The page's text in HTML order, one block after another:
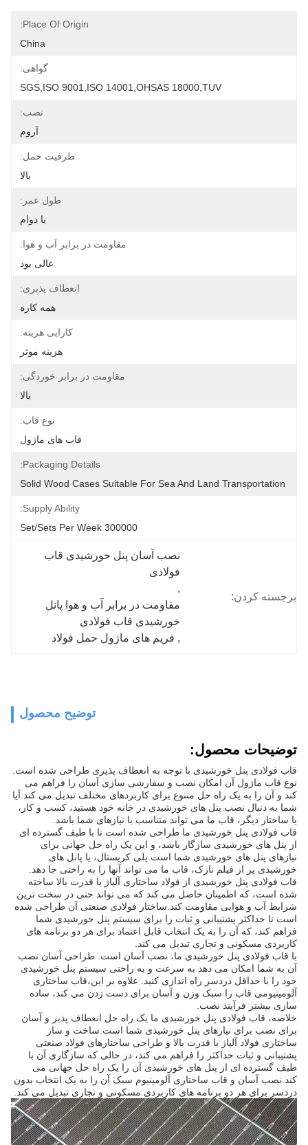
Place Of Origin:
China
گواهی:
SGS,ISO 9001,ISO 14001,OHSAS 18000,TUV
نصب:
آروم
ظرفیت حمل:
بالا
طول عمر:
با دوام
مقاومت در برابر آب و هوا:
عالی بود
انعطاف پذیری:
همه کاره
کارایی هزینه:
هزینه موثر
مقاومت در برابر خوردگی:
بالا
نوع قاب:
قاب های ماژول
Packaging Details:
Solid Wood Cases Suitable For Sea And Land Transportation
Supply Ability:
300000 Set/Sets Per Week
برجسته کردن:
فولادی
,
خورشیدی قاب فولادی
, فریم های ماژول حمل فولاد
توضیح محصول
توضیحات محصول:
قاب فولادی پنل خورشیدی با توجه به انعطاف پذیری طراحی شده است.
نوع قاب ماژول آن امکان نصب و سفارشی سازی آسان را فراهم می
کند و آن را به یک راه حل متنوع برای کاربردهای مختلف تبدیل می کند.آیا
شما به دنبال نصب پنل های خورشیدی در خانه خود هستید، کسب و کار،
یا ساختار دیگر، قاب ما می تواند متناسب با نیازهای شما باشد.
قاب فولادی پنل خورشیدی ما طراحی شده است تا با طیف گسترده ای
از پنل های خورشیدی سازگار باشد، و این یک راه حل جهانی برای
نیازهای پنل های خورشیدی شما است.پلی کریستال، یا پانل های
خورشیدی پر از فیلم نازک، قاب ما می تواند آنها را به راحتی جا دهد.
قاب فولادی پنل خورشیدی از فولاد ساختاری آلیاژ با قدرت بالا ساخته
شده است، که اطمینان حاصل می کند که می تواند حتی در سخت ترین
شرایط آب و هوایی مقاومت کند.ساختار فولادی صنعتی آن طراحی شده
است تا حداکثر پشتیبانی و ثبات را برای سیستم پنل خورشیدی شما
فراهم کند، که آن را به یک انتخاب قابل اعتماد برای هر دو برنامه های
کاربردی مسکونی و تجاری تبدیل می کند.
با قاب فولادی پنل خورشیدی ما، نصب آسان است. طراحی آسان نصب
آن به شما امکان می دهد به سرعت و به راحتی سیستم پنل خورشیدی
خود را با حداقل دردسر راه اندازی کنید. علاوه بر این،قاب ساختاری
آلومینیومی قاب را سبک وزن و آسان برای دست زدن می کند، ساده
سازی بیشتر فرآیند نصب.
خلاصه، قاب فولادی پنل خورشیدی ما یک راه حل انعطاف پذیر و آسان
برای نصب برای نیازهای پنل خورشیدی شما است.ساخت و ساز
ساختاری فولاد آلیاژ با قدرت بالا و طراحی ساختارهای فولاد صنعتی
پشتیبانی و ثبات حداکثر را فراهم می کند، در حالی که سازگاری آن با
طیف گسترده ای از پنل های خورشیدی آن را یک راه حل جهانی می
کند.نصب آسان و قاب ساختاری آلومینیوم سبک آن را به یک انتخاب بدون
دردسر برای هر دو برنامه های کاربردی مسکونی و تجاری تبدیل می کند.